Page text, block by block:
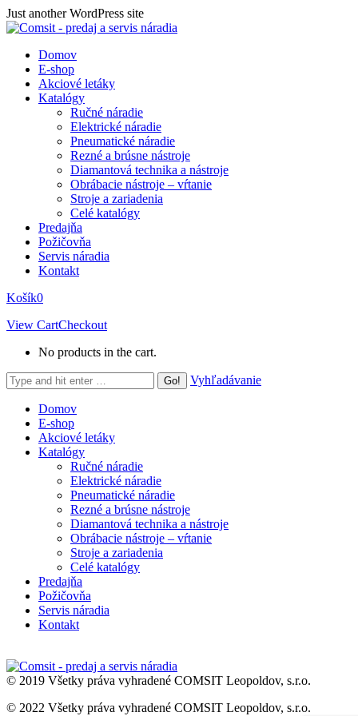
Skip
to
Just another WordPress site
Domov
E-shop
Akciové letáky
Katalógy
Ručné náradie
Elektrické náradie
Pneumatické náradie
Rezné a brúsne nástroje
Diamantová technika a nástroje
Obrábacie nástroje – vŕtanie
Stroje a zariadenia
Celé katalógy
Predajňa
Požičovňa
Servis náradia
Kontakt
Košík0
View CartCheckout
No products in the cart.
Search:
Vyhľadávanie
Domov
E-shop
Akciové letáky
Katalógy
Ručné náradie
Elektrické náradie
Pneumatické náradie
Rezné a brúsne nástroje
Diamantová technika a nástroje
Obrábacie nástroje – vŕtanie
Stroje a zariadenia
Celé katalógy
Predajňa
Požičovňa
Servis náradia
Kontakt
© 2019 Všetky práva vyhradené COMSIT Leopoldov, s.r.o.
© 2022 Všetky práva vyhradené COMSIT Leopoldov, s.r.o.